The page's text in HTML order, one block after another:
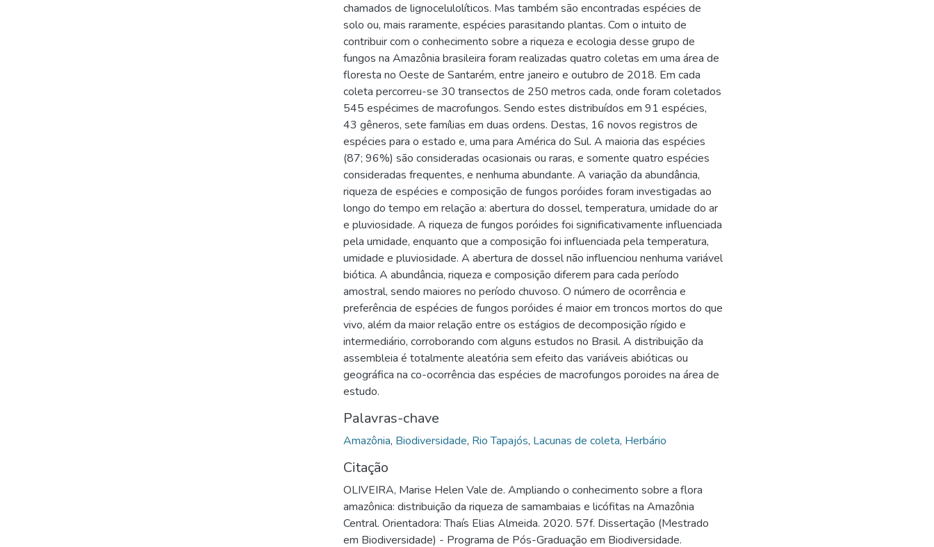
chamados de lignocelulolíticos. Mas também são encontradas espécies de
solo ou, mais raramente, espécies parasitando plantas. Com o intuito de
contribuir com o conhecimento sobre a riqueza e ecologia desse grupo de
fungos na Amazônia brasileira foram realizadas quatro coletas em uma área de
floresta no Oeste de Santarém, entre janeiro e outubro de 2018. Em cada
coleta percorreu-se 30 transectos de 250 metros cada, onde foram coletados
545 espécimes de macrofungos. Sendo estes distribuídos em 91 espécies,
43 gêneros, sete famílias em duas ordens. Destas, 16 novos registros de
espécies para o estado e, uma para América do Sul. A maioria das espécies
(87; 96%) são consideradas ocasionais ou raras, e somente quatro espécies
consideradas frequentes, e nenhuma abundante. A variação da abundância,
riqueza de espécies e composição de fungos poróides foram investigadas ao
longo do tempo em relação a: abertura do dossel, temperatura, umidade do ar
e pluviosidade. A riqueza de fungos poróides foi significativamente influenciada
pela umidade, enquanto que a composição foi influenciada pela temperatura,
umidade e pluviosidade. A abertura de dossel não influenciou nenhuma variável
biótica. A abundância, riqueza e composição diferem para cada período
amostral, sendo maiores no período chuvoso. O número de ocorrência e
preferência de espécies de fungos poróides é maior em troncos mortos do que
vivo, além da maior relação entre os estágios de decomposição rígido e
intermediário, corroborando com alguns estudos no Brasil. A distribuição da
assembleia é totalmente aleatória sem efeito das variáveis abióticas ou
geográfica na co-ocorrência das espécies de macrofungos poroides na área de
estudo.
Palavras-chave
Amazônia, Biodiversidade, Rio Tapajós, Lacunas de coleta, Herbário
Citação
OLIVEIRA, Marise Helen Vale de. Ampliando o conhecimento sobre a flora
amazônica: distribuição da riqueza de samambaias e licófitas na Amazônia
Central. Orientadora: Thaís Elias Almeida. 2020. 57f. Dissertação (Mestrado
em Biodiversidade) - Programa de Pós-Graduação em Biodiversidade.